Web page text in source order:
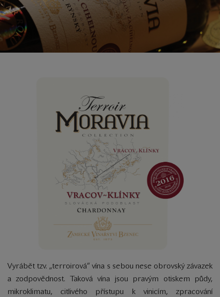
Vyrábět tzv. „terroirová“ vína s sebou nese obrovský závazek
a zodpovědnost. Taková vína jsou pravým otiskem půdy,
mikroklimatu, citlivého přístupu k vinicím, zpracování